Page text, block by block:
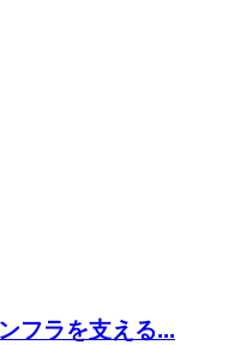
フラを支える...